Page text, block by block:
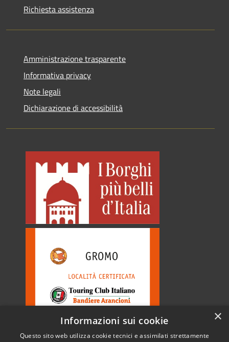
Richiesta assistenza
Amministrazione trasparente
Informativa privacy
Note legali
Dichiarazione di accessibilità
×
Informazioni sui cookie
Questo sito web utilizza cookie tecnici e assimilati strettamente